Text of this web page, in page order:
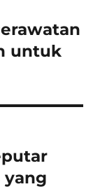
untuk
yang